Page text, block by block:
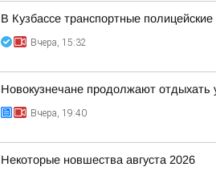
В Кузбассе транспортные
Вчера, 15:32
Новокузнечане продолжают отдыхать
Вчера, 19:40
Некоторые новшества августа 2026